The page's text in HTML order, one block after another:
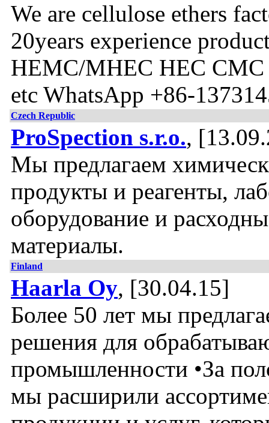
We are cellulose ethers
20years experience
HEMC/MHEC HEC
etc WhatsApp +86-
Czech Republic
ProSpection s.r.o.,
Мы предлагаем
продукты и реагенты,
оборудование и
материалы.
Finland
Haarla Oy, [30.04.15]
Более 50 лет мы
решения для
промышленности •За
мы расширили